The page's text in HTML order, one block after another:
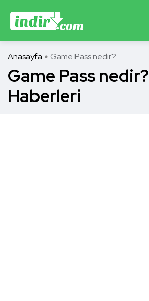
Anasayfa Game Pass nedir?
Game Pass nedir?
Haberleri